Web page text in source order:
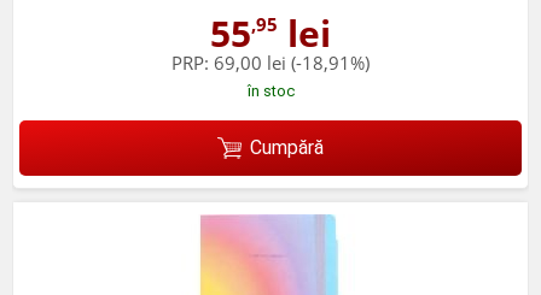
55,95 lei
PRP: 69,00 lei (-18,91%)
în stoc
Cumpără